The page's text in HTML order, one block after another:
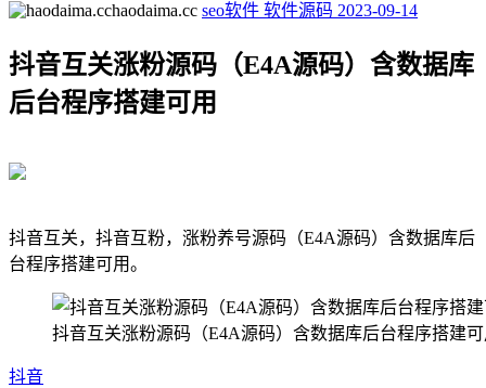
haodaima.cc seo软件 软件源码 2023-09-14
抖音互关涨粉源码（E4A源码）含数据库
后台程序搭建可用
抖音互关，抖音互粉，涨粉养号源码（E4A源码）含数据库后
台程序搭建可用。
抖音互关涨粉源码（E4A源码）含数据库后台程序搭建
抖音